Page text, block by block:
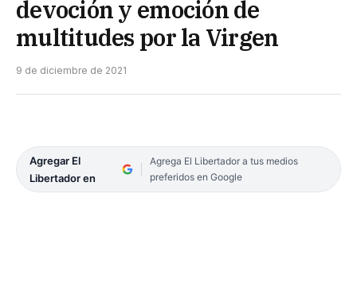
devoción y emoción de
multitudes por la Virgen
9 de diciembre de 2021
Agregar El
Libertador en
Agrega El Libertador a tus medios
preferidos en Google